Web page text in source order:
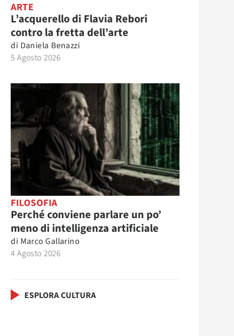
ARTE
L’acquerello di Flavia Rebori
contro la fretta dell’arte
di Daniela Benazzi
5 Agosto 2026
FILOSOFIA
Perché conviene parlare un po’
meno di intelligenza artificiale
di Marco Gallarino
4 Agosto 2026
ESPLORA CULTURA